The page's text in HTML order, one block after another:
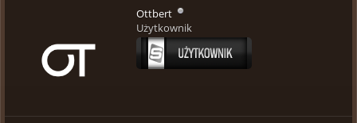
Ottbert
Użytkownik